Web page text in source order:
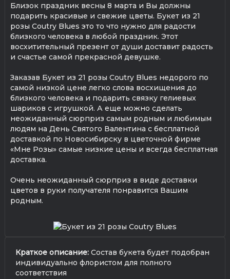
Близок праздник весны 8 марта и Вы должны
подарить красивые и свежие цветы. Букет из 21
розы Coutry Blues это то что нужно для радости
близкого человека в любой праздник. Этот
восхитительный презент от души доставит радость
и счастье самой прекрасной девушке.
Заказав Букет из 21 розы Coutry Blues недорого по
самой низкой цене легко слова восхищения до
близкого человека и подарить связку гелиевых
шариков с игрушкой. А еще можно сделать
неожиданный сюрприз самым родным и любимым
людям на День Святого Валентина с бесплатной
доставкой по Новосибирску в цветочной фирме
«Мне Розы» самые низкие цены и всегда бесплатная
доставка.
Очень неожиданный сюрприз в виде доставки
цветов в руки получателя понравится Вашим
родным.
Краткое описание: Состав букета будет подобран
индивидуально флористом для полного
соответствия